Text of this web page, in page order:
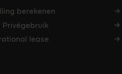
berekenen
Privégebruik
lease